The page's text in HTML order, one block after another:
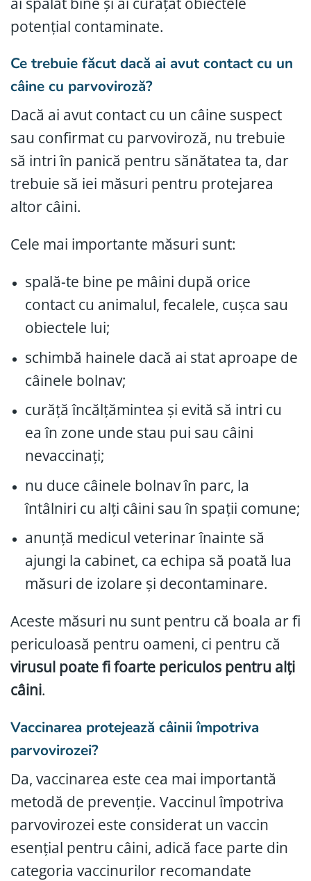
potențial contaminate.
Ce trebuie făcut dacă ai avut contact cu un
câine cu parvoviroză?
Dacă ai avut contact cu un câine suspect
sau confirmat cu parvoviroză, nu trebuie
să intri în panică pentru sănătatea ta, dar
trebuie să iei măsuri pentru protejarea
altor câini.
Cele mai importante măsuri sunt:
spală-te bine pe mâini după orice
contact cu animalul, fecalele, cușca sau
obiectele lui;
schimbă hainele dacă ai stat aproape de
câinele bolnav;
curăță încălțămintea și evită să intri cu
ea în zone unde stau pui sau câini
nevaccinați;
nu duce câinele bolnav în parc, la
întâlniri cu alți câini sau în spații comune;
anunță medicul veterinar înainte să
ajungi la cabinet, ca echipa să poată lua
măsuri de izolare și decontaminare.
Aceste măsuri nu sunt pentru că boala ar fi
periculoasă pentru oameni, ci pentru că
virusul poate fi foarte periculos pentru alți
câini.
Vaccinarea protejează câinii împotriva
parvovirozei?
Da, vaccinarea este cea mai importantă
metodă de prevenție. Vaccinul împotriva
parvovirozei este considerat un vaccin
esențial pentru câini, adică face parte din
categoria vaccinurilor recomandate